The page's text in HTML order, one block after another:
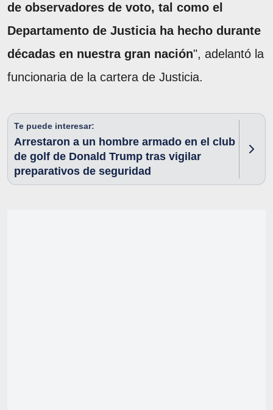
de observadores de voto, tal como el
Departamento de Justicia ha hecho durante
décadas en nuestra gran nación", adelantó la
funcionaria de la cartera de Justicia.
Te puede interesar:
Arrestaron a un hombre armado en el club
de golf de Donald Trump tras vigilar
preparativos de seguridad